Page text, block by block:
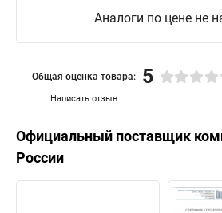
Аналоги по цене не
Написать отзыв
Общая оценка товара: 5
Официальный поставщик
России